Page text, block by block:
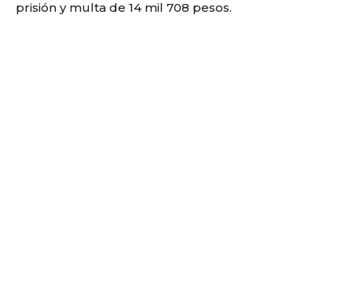
prisión y multa de 14 mil 708 pesos.